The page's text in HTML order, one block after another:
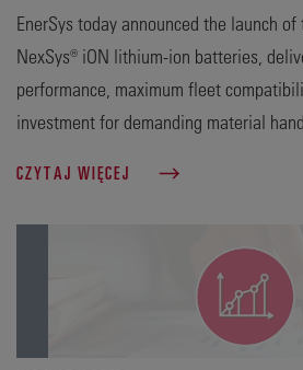
EnerSys today announced the launch
NexSys® iON lithium-ion batteries,
performance, maximum fleet
investment for demanding material
CZYTAJ WIĘCEJ